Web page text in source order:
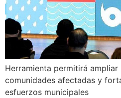
Herramienta permitirá
comunidades afectadas y
esfuerzos municipales